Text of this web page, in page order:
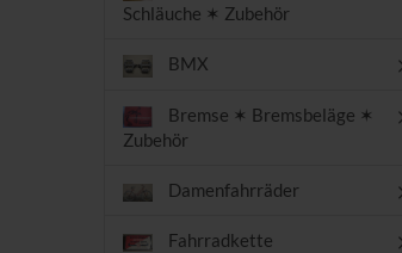
Schläuche ✶ Zubehör
BMX
Bremse ✶ Bremsbeläge ✶
Zubehör
Damenfahrräder
Fahrradkette